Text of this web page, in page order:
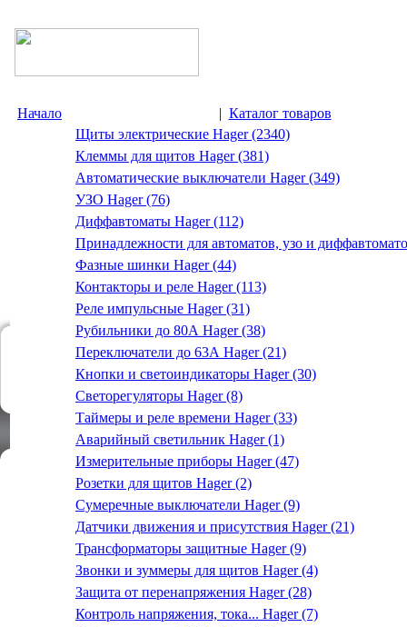
Начало | Каталог товаров
Щиты электрические Hager (2340)
Клеммы для щитов Hager (381)
Автоматические выключатели Hager (349)
УЗО Hager (76)
Диффавтоматы Hager (112)
Принадлежности для автоматов, узо и
Фазные шинки Hager (44)
Контакторы и реле Hager (113)
Реле импульсные Hager (31)
Рубильники до 80А Hager (38)
Переключатели до 63А Hager (21)
Кнопки и светоиндикаторы Hager (30)
Светорегуляторы Hager (8)
Таймеры и реле времени Hager (33)
Аварийный светильник Hager (1)
Измерительные приборы Hager (47)
Розетки для щитов Hager (2)
Сумеречные выключатели Hager (9)
Датчики движения и присутствия Hager (21)
Трансформаторы защитные Hager (9)
Звонки и зуммеры для щитов Hager (4)
Защита от перенапряжения Hager (28)
Контроль напряжения, тока... Hager (7)